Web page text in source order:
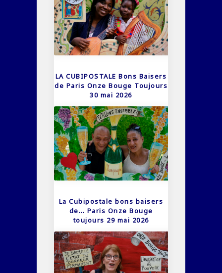
LA CUBIPOSTALE Bons Baisers
de Paris Onze Bouge Toujours
30 mai 2026
La Cubipostale bons baisers
de… Paris Onze Bouge
toujours 29 mai 2026